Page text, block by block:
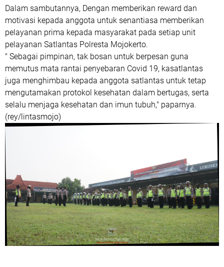
Dalam sambutannya, Dengan memberikan reward dan
motivasi kepada anggota untuk senantiasa memberikan
pelayanan prima kepada masyarakat pada setiap unit
pelayanan Satlantas Polresta Mojokerto.
" Sebagai pimpinan, tak bosan untuk berpesan guna
memutus mata rantai penyebaran Covid 19, kasatlantas
juga menghimbau kepada anggota satlantas untuk tetap
mengutamakan protokol kesehatan dalam bertugas, serta
selalu menjaga kesehatan dan imun tubuh," paparnya.
(rey/lintasmojo)